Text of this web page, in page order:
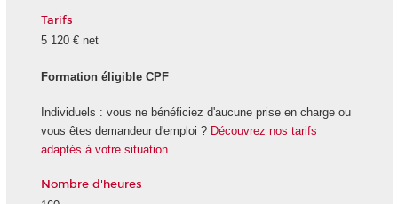
Tarifs
5 120 € net
Formation éligible CPF
Individuels : vous ne bénéficiez d'aucune prise en charge ou
vous êtes demandeur d'emploi ? Découvrez nos tarifs
adaptés à votre situation
Nombre d'heures